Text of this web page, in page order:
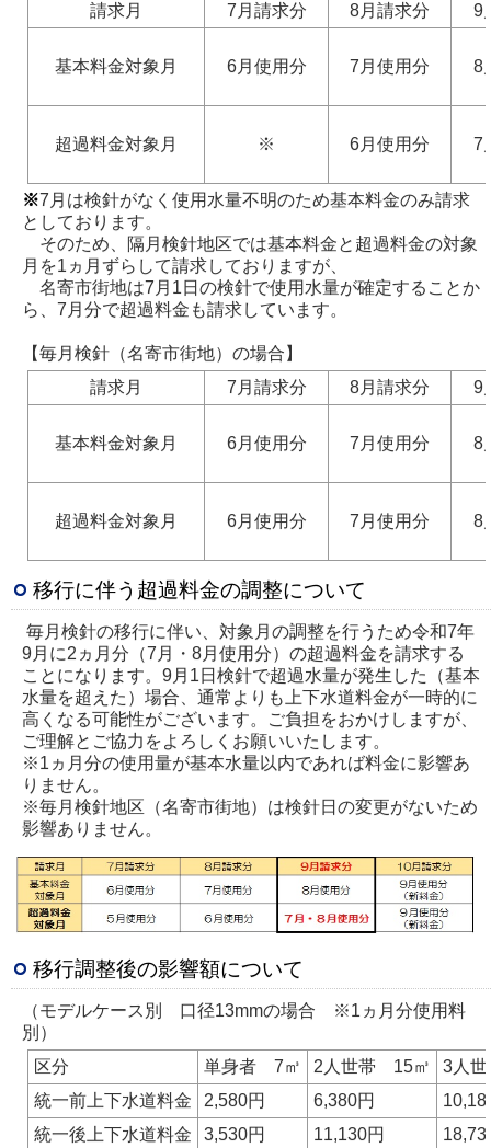
請求月
7月請求分 8月請求分 9
基本料金対象月 6月使用分 7月使用分 8
超過料金対象月 ※ 6月使用分 7
※7月は検針がなく使用水量不明のため基本料金のみ請求
としております。
そのため、隔月検針地区では基本料金と超過料金の対象
月を1ヵ月ずらして請求しておりますが、
名寄市街地は7月1日の検針で使用水量が確定することか
ら、7月分で超過料金も請求しています。
【毎月検針（名寄市街地）の場合】
請求月
7月請求分 8月請求分 9
基本料金対象月 6月使用分 7月使用分 8
超過料金対象月 6月使用分 7月使用分 8
移行に伴う超過料金の調整について
毎月検針の移行に伴い、対象月の調整を行うため令和7年
9月に2ヵ月分（7月・8月使用分）の超過料金を請求する
ことになります。9月1日検針で超過水量が発生した（基本
水量を超えた）場合、通常よりも上下水道料金が一時的に
高くなる可能性がございます。ご負担をおかけしますが、
ご理解とご協力をよろしくお願いいたします。
※1ヵ月分の使用量が基本水量以内であれば料金に影響あ
りません。
※毎月検針地区（名寄市街地）は検針日の変更がないため
影響ありません。
移行調整後の影響額について
（モデルケース別 口径13mmの場合 ※1ヵ月分使用料
別）
区分
単身者 7㎥ 2人世帯 15㎥
3人
統一前上下水道料金
2,580円 6,380円
統一後上下水道料金
3,530円 11,130円